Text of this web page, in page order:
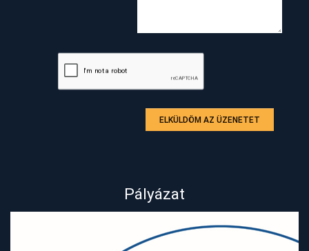
ELKÜLDÖM AZ ÜZENETET
Pályázat